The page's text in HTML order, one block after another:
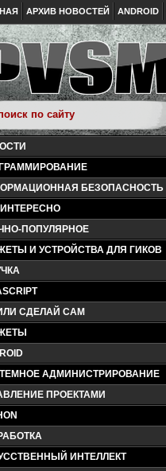
АРХИВ НОВОСТЕЙ ANDROID
БЕЗОПАСНОСТЬ
ПОПУЛЯРНОЕ
И УСТРОЙСТВА ДЛЯ ГИКОВ
СДЕЛАЙ САМ
АДМИНИСТРИРОВАНИЕ
ПРОЕКТАМИ
ИНТЕЛЛЕКТ